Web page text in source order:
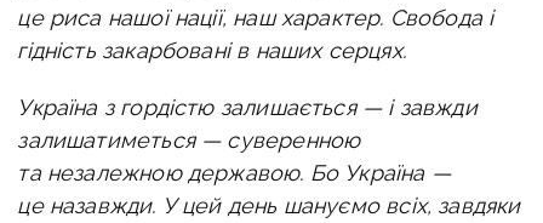
це риса нашої нації, наш характер. Свобода і
гідність закарбовані в наших серцях.
Україна з гордістю залишається — і завжди
залишатиметься — суверенною
та незалежною державою. Бо Україна —
це назавжди. У цей день шануємо всіх, завдяки